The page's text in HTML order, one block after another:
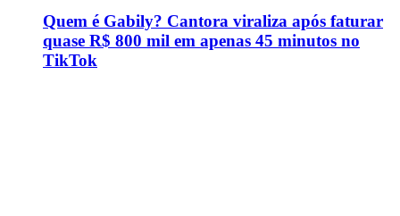
Quem é Gabily? Cantora viraliza após faturar
quase R$ 800 mil em apenas 45 minutos no
TikTok